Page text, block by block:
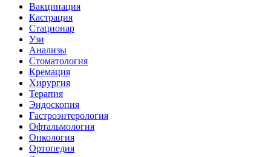
Вакцинация
Кастрация
Стационар
Узи
Анализы
Стоматология
Кремация
Хирургия
Терапия
Эндоскопия
Гастроэнтерология
Офтальмология
Онкология
Ортопедия